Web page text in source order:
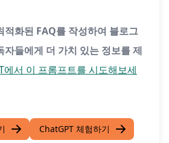
적화된 FAQ를 작성하여 블로그
자들에게 더 가치 있는 정보를 제
에서 이 프롬프트를 시도해보세
ChatGPT 체험하기